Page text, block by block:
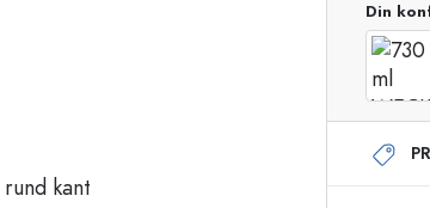
Sprayflasker
Airless-
Roll-on flasker
Din